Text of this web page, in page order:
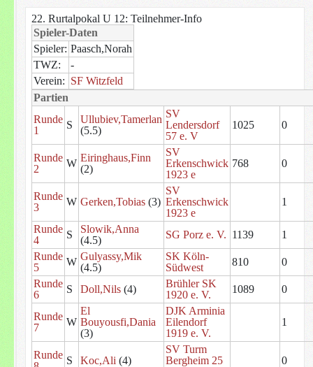
22. Rurtalpokal U 12: Teilnehmer-Info
Spieler-Daten
Spieler: Paasch,Norah
TWZ:
-
Verein: SF Witzfeld
Partien
Runde
1
S
Ullubiev,Tamerlan
(5.5)
SV
Lendersdorf
57 e. V
1025 0
Runde
2
W Eiringhaus,Finn
(2)
SV
Erkenschwick
1923 e
768 0
Runde
3
W Gerken,Tobias(3)
SV
Erkenschwick
1923 e
1
Runde
4
S
Slowik,Anna
(4.5)
SG Porz e. V. 1139
1
Runde
5
W Gulyassy,Mik
(4.5)
SK Köln-
Südwest
810
0
Runde
6
S Doll,Nils(4)
Brühler SK
1920 e. V.
1089 0
Runde
7
W
El
Bouyousfi,Dania
(3)
DJK Arminia
Eilendorf
1919 e. V.
1
Runde S Koc,Ali (4)
SV Turm
Bergheim 25
0